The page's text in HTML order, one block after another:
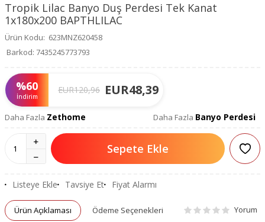
Tropik Lilac Banyo Duş Perdesi Tek Kanat
1x180x200 BAPTHLILAC
Ürün Kodu: 623MNZ620458
Barkod: 7435245773793
%60
İndirim
EUR120,96 EUR48,39
Daha Fazla Zethome Daha Fazla Banyo Perdesi
Sepete Ekle
Listeye Ekle Tavsiye Et Fiyat Alarmı
Ürün Açıklaması Ödeme Seçenekleri Yorum